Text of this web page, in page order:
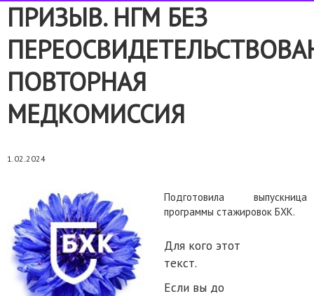
ПРИЗЫВ. НГМ БЕЗ
ПОВТОРНАЯ
МЕДКОМИССИЯ
1.02.2024
Подготовила выпускница
программы стажировок БХК.
Для кого этот
текст.
Если вы до